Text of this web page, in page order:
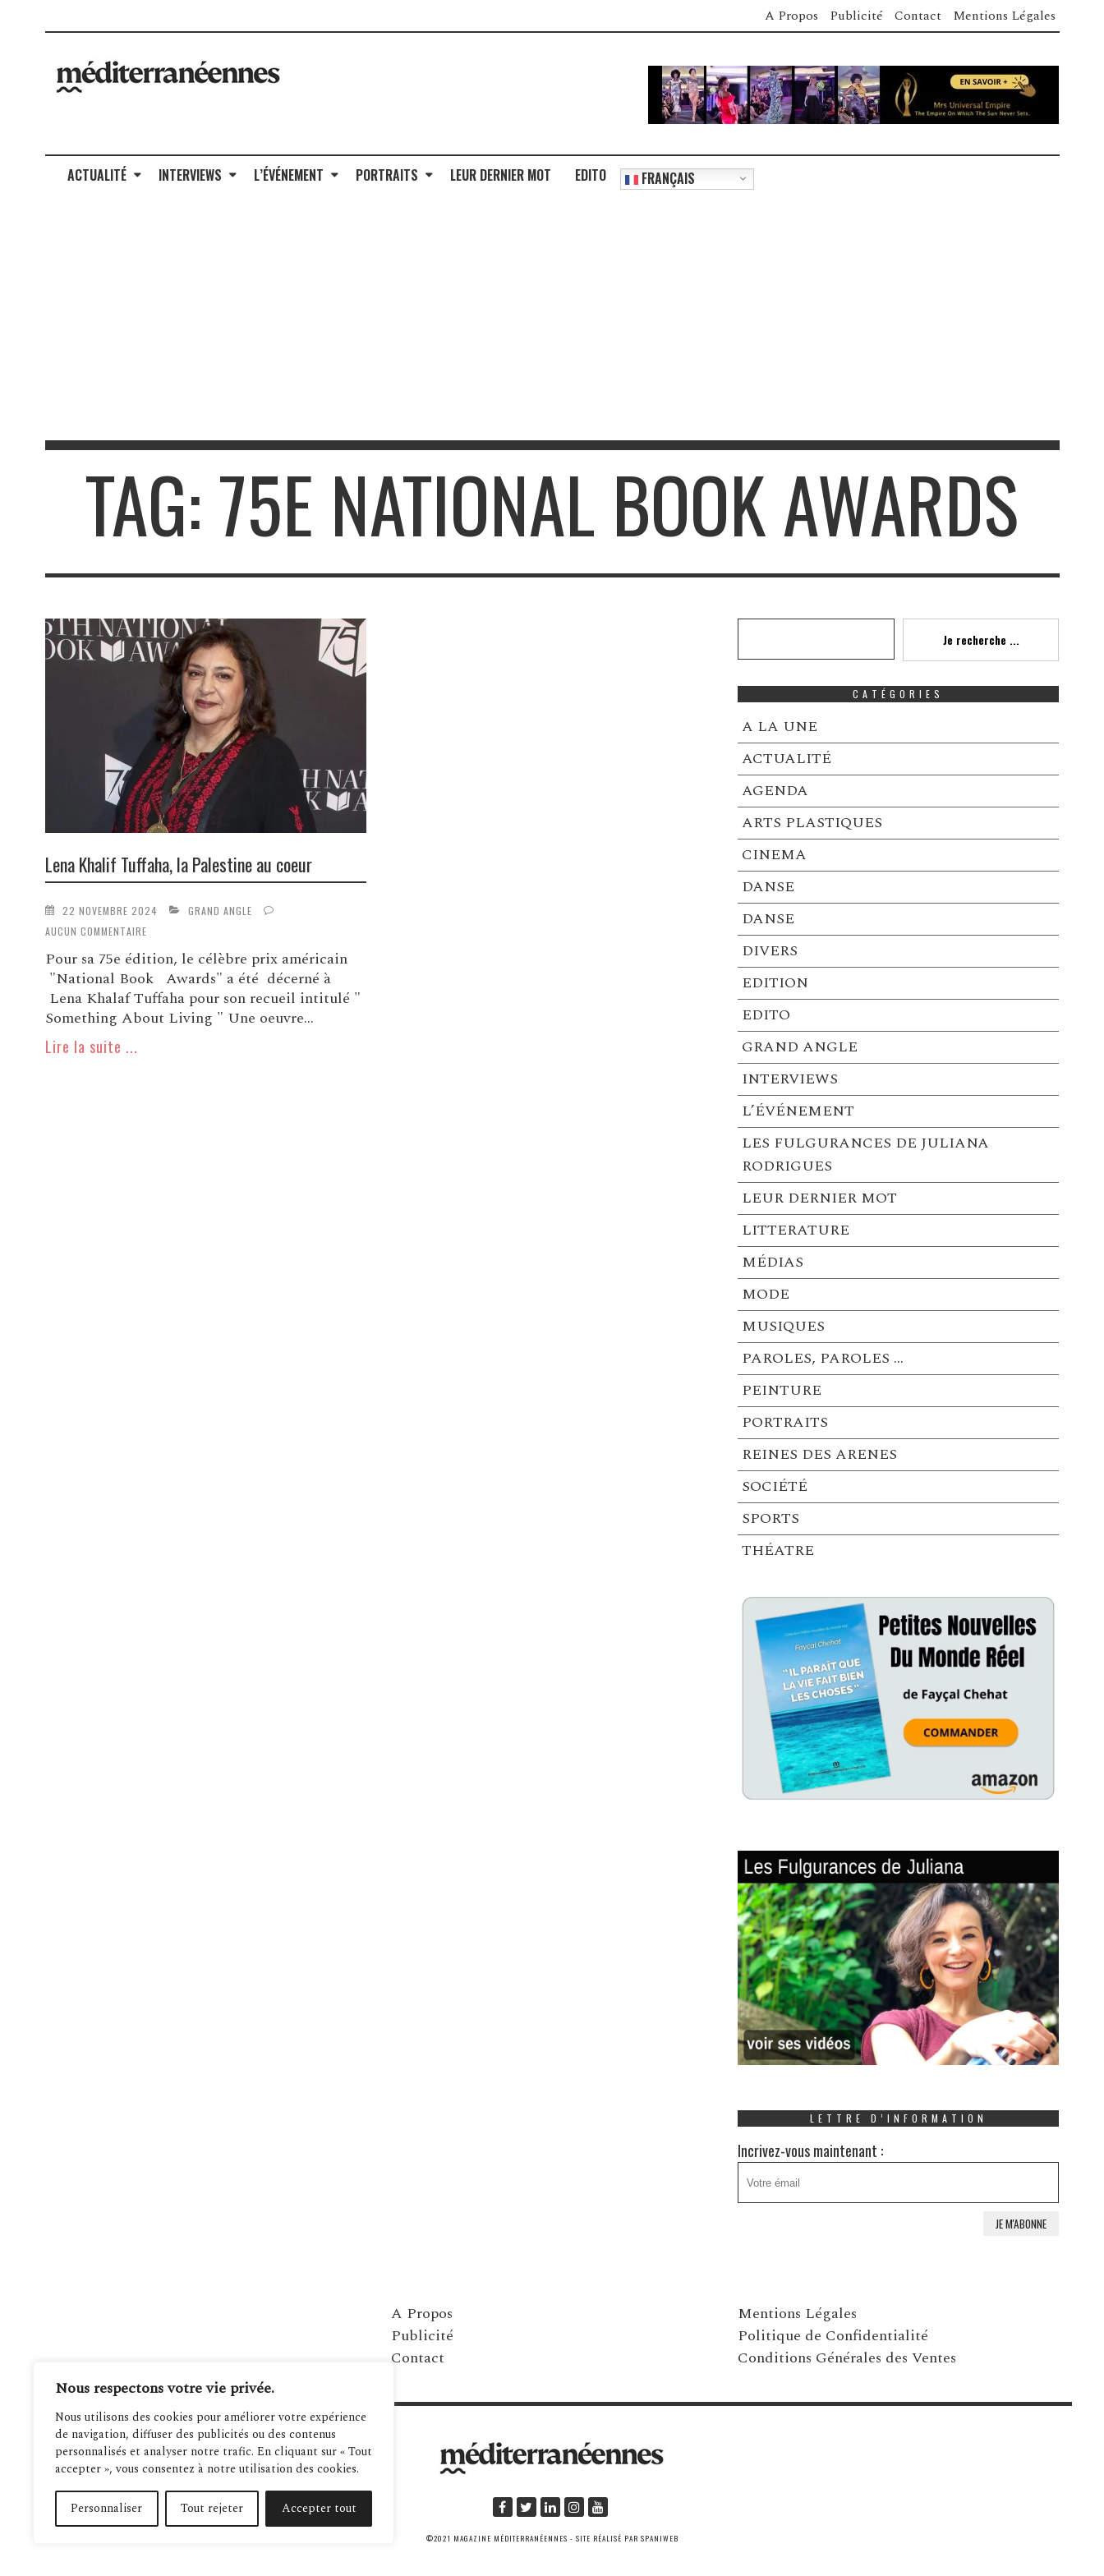
Nous respectons votre vie privée.
Nous utilisons des cookies pour améliorer votre expérience
de navigation, diffuser des publicités ou des contenus
personnalisés et analyser notre trafic. En cliquant sur « Tout
accepter », vous consentez à notre utilisation des cookies.
Personnaliser Tout rejeter Accepter tout
A Propos Publicité Contact Mentions Légales
ACTUALITÉ INTERVIEWS L’ÉVÉNEMENT PORTRAITS LEUR DERNIER MOT EDITO FRANÇAIS
TAG: 75E NATIONAL BOOK AWARDS
Lena Khalif Tuffaha, la Palestine au coeur
22 NOVEMBRE 2024
GRAND ANGLE
AUCUN COMMENTAIRE
Pour sa 75e édition, le célèbre prix américain
"National Book Awards" a été décerné à
Lena Khalaf Tuffaha pour son recueil intitulé "
Something About Living " Une oeuvre...
Lire la suite ...
Je recherche ...
CATÉGORIES
A LA UNE
ACTUALITÉ
AGENDA
ARTS PLASTIQUES
CINEMA
DANSE
DANSE
DIVERS
EDITION
EDITO
GRAND ANGLE
INTERVIEWS
L’ÉVÉNEMENT
LES FULGURANCES DE JULIANA
RODRIGUES
LEUR DERNIER MOT
LITTERATURE
MÉDIAS
MODE
MUSIQUES
PAROLES, PAROLES …
PEINTURE
PORTRAITS
REINES DES ARENES
SOCIÉTÉ
SPORTS
THÉATRE
LETTRE D’INFORMATION
Incrivez-vous maintenant :
A Propos
Publicité
Contact
Mentions Légales
Politique de Confidentialité
Conditions Générales des Ventes
©2021 MAGAZINE MÉDITERRANÉENNES - SITE RÉALISÉ PAR SPANIWEB